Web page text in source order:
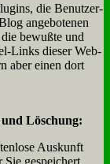
die Be­nut­zer­
an­ge­bo­te­nen
be­wuß­te und
Links die­ser Web­
aber ei­nen dort
Lö­schung:
Aus­kunft
Sie ge­spei­chert